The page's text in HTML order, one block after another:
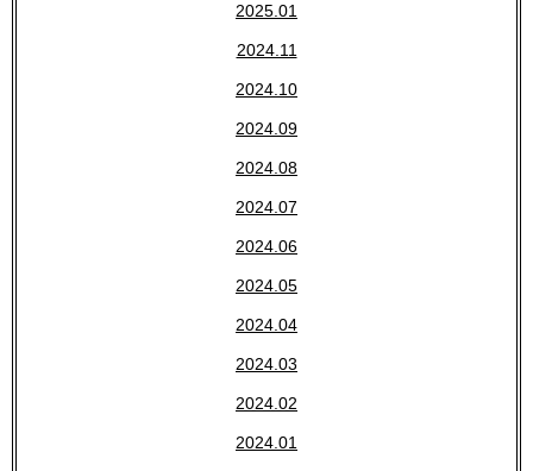
2025.01
2024.11
2024.10
2024.09
2024.08
2024.07
2024.06
2024.05
2024.04
2024.03
2024.02
2024.01